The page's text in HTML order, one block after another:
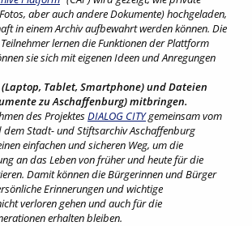
aber auch andere Dokumente) hochgeladen,
in einem Archiv aufbewahrt werden können. Die
lernen die Funktionen der Plattform
sie sich mit eigenen Ideen und Anregungen
Tablet, Smartphone) und Dateien
zu Aschaffenburg) mitbringen.
des ProjektesDIALOG CITYgemeinsam vom
Stadt- und Stiftsarchiv Aschaffenburg
einfachen und sicheren Weg, um die
an das Leben von früher und heute für die
Damit können die Bürgerinnen und Bürger
Erinnerungen und wichtige
verloren gehen und auch für die
erhalten bleiben.